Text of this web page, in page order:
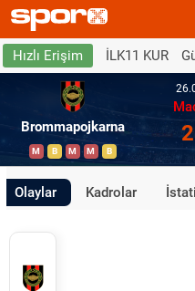
Hızlı Erişim İLK11 KUR
Brommapojkarna
M B M M B
Olaylar Kadrolar